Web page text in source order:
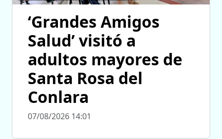
‘Grandes Amigos
Salud’ visitó a
adultos mayores de
Santa Rosa del
Conlara
07/08/2026 14:01